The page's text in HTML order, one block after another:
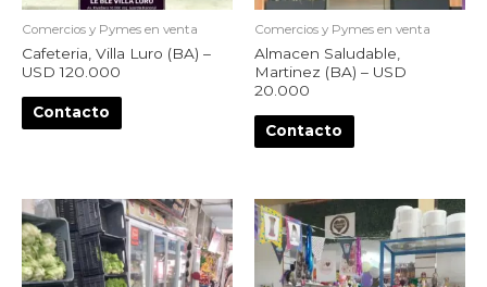
Comercios y Pymes en venta
Cafeteria, Villa Luro (BA) –
USD 120.000
Contacto
Comercios y Pymes en venta
Almacen Saludable,
Martinez (BA) – USD
20.000
Contacto